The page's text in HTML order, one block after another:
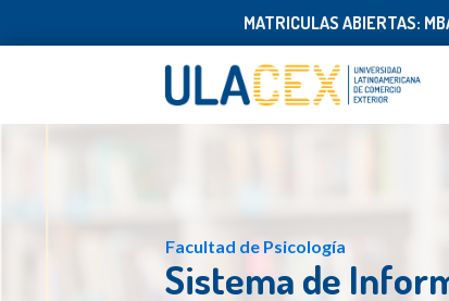
MATRICULAS ABIERTAS:
Facultad de Psicología
Sistema de